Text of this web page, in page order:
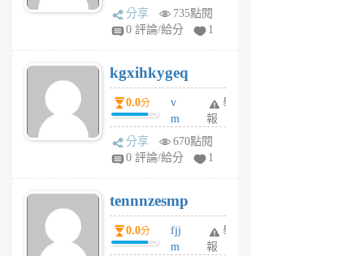
wi
w
6
個
月
前
分享
735點閱
0 評論/給分
1
kgxihkygeq
0.0分
v
m
sg
sr
6
個
月
前
舉
報
分享
670點閱
0 評論/給分
1
tennnzesmp
0.0分
fjj
m
舉
報